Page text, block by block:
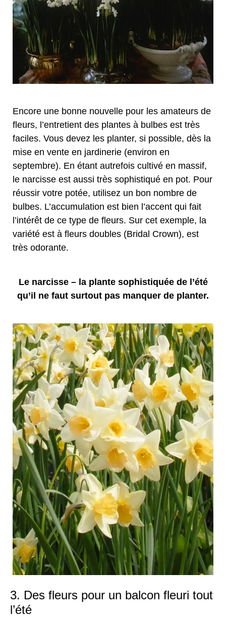
Encore une bonne nouvelle pour les amateurs de
fleurs, l’entretient des plantes à bulbes est très
faciles. Vous devez les planter, si possible, dès la
mise en vente en jardinerie (environ en
septembre). En étant autrefois cultivé en massif,
le narcisse est aussi très sophistiqué en pot. Pour
réussir votre potée, utilisez un bon nombre de
bulbes. L’accumulation est bien l’accent qui fait
l’intérêt de ce type de fleurs. Sur cet exemple, la
variété est à fleurs doubles (Bridal Crown), est
très odorante.
Le narcisse – la plante sophistiquée de l’été
qu’il ne faut surtout pas manquer de planter.
3. Des fleurs pour un balcon fleuri tout
l’été